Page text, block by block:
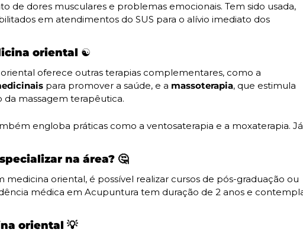
de dores musculares e problemas emocionais. Tem sido usada,
em atendimentos do SUS para o alívio imediato dos
oriental ☯️
para promover a saúde, e a massoterapia, que estimula
massagem terapêutica.
engloba práticas como a ventosaterapia e a moxaterapia. Já
na área? 🤔
medicina oriental, é possível realizar cursos de pós-graduação ou
oriental 💡